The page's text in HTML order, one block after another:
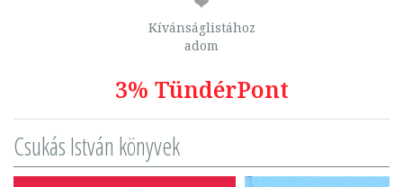
Kívánságlistához
adom
3% TündérPont
Csukás István könyvek